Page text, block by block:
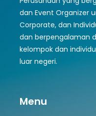
dan Event Organizer
Corporate, dan
dan berpengalaman
kelompok dan
luar negeri.
Menu